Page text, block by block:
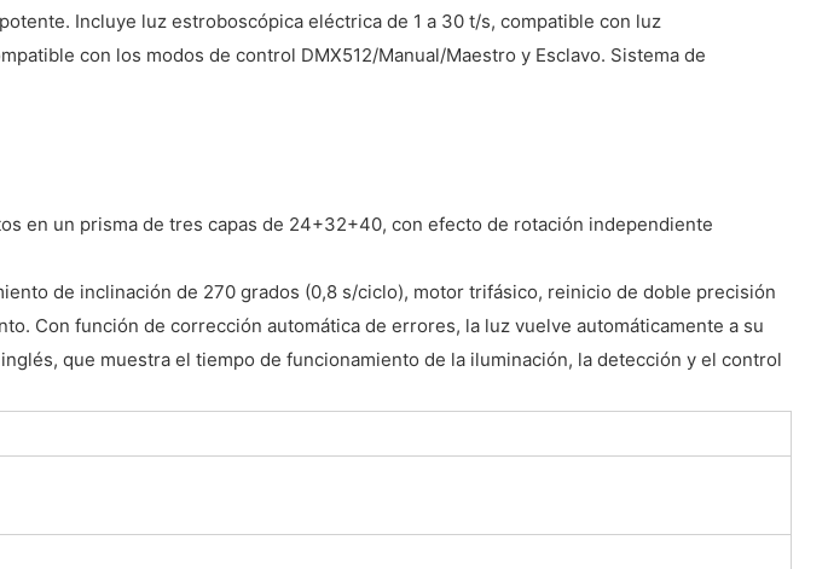
Incluye luz estroboscópica eléctrica de 1 a 30 t/s, compatible con luz
con los modos de control DMX512/Manual/Maestro y Esclavo. Sistema de
en un prisma de tres capas de 24+32+40, con efecto de rotación independiente
de inclinación de 270 grados (0,8 s/ciclo), motor trifásico, reinicio de doble precisión
Con función de corrección automática de errores, la luz vuelve automáticamente a su
que muestra el tiempo de funcionamiento de la iluminación, la detección y el control